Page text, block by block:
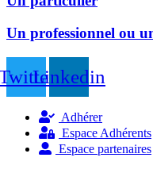
Un professionnel ou
Linkedin
Adhérer
Espace Adhérents
Espace partenaires